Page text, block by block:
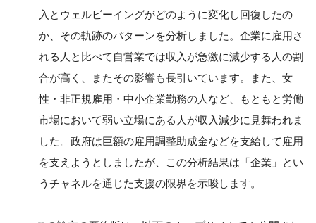
入とウェルビーイングがどのように変化し回復したの
か、その軌跡のパターンを分析しました。企業に雇用さ
れる人と比べて自営業では収入が急激に減少する人の割
合が高く、またその影響も長引いています。また、女
性・非正規雇用・中小企業勤務の人など、もともと労働
市場において弱い立場にある人が収入減少に見舞われま
した。政府は巨額の雇用調整助成金などを支給して雇用
を支えようとしましたが、この分析結果は「企業」とい
うチャネルを通じた支援の限界を示唆します。